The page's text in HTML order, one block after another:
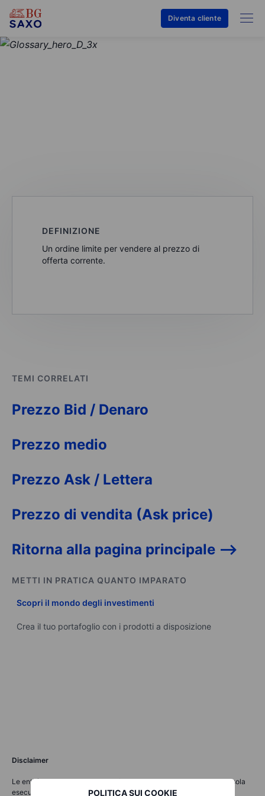
Diventa cliente
POLITICA SUI COOKIE
DEFINIZIONE
Un ordine limite per vendere al prezzo di
offerta corrente.
TEMI CORRELATI
Prezzo Bid / Denaro
Prezzo medio
Prezzo Ask / Lettera
Prezzo di vendita (Ask price)
Ritorna alla pagina principale -->
METTI IN PRATICA QUANTO IMPARATO
Scopri il mondo degli investimenti
Crea il tuo portafoglio con i prodotti a disposizione
Disclaimer
Le entità del Gruppo Saxo Bank forniscono ciascuna un servizio di sola
esecuzione e l'accesso all'Analisi, consentendo a una persona di